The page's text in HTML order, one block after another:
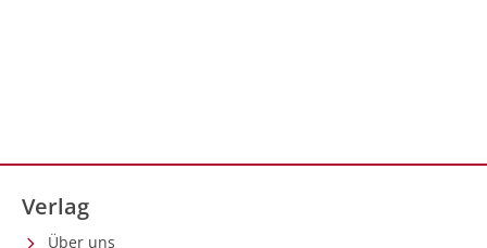
Verlag
Über uns